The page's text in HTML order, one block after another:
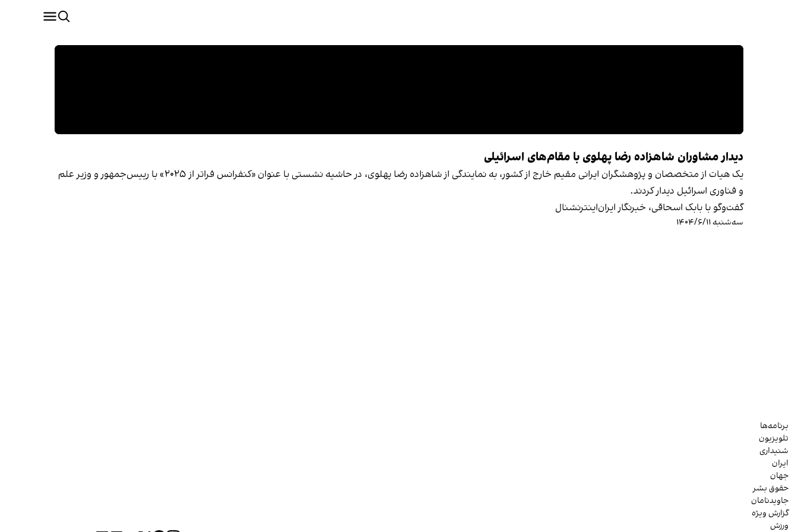
دیدار مشاوران شاهزاده رضا پهلوی با مقام‌های اسرائیلی
یک هیات از متخصصان و پژوهشگران ایرانی مقیم خارج از کشور، به نمایندگی از شاهزاده رضا پهلوی، در حاشیه نشستی با عنوان «کنفرانس فراتر از ۲۰۲۵» با رییس‌جمهور و وزیر علم
و فناوری اسرائیل دیدار کردند.
گفت‌وگو با بابک اسحاقی، خبرنگار ایران‌اینترنشنال
سه‌شنبه ۱۴۰۴/۶/۱۱
برنامه‌ها
تلویزیون
شنیداری
ایران
جهان
حقوق بشر
جاویدنامان
گزارش ویژه
ورزش